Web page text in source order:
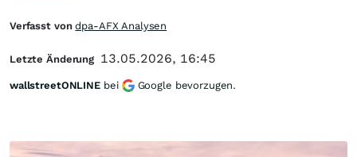
Verfasst vondpa-AFX Analysen
Letzte Änderung 13.05.2026, 16:45
wallstreetONLINE bei Google bevorzugen.